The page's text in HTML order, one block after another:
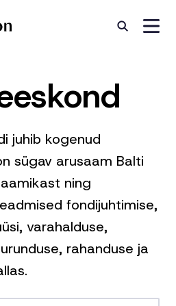
juhib kogenud
sügav arusaam Balti
ning
fondijuhtimise,
varahalduse,
rahanduse ja